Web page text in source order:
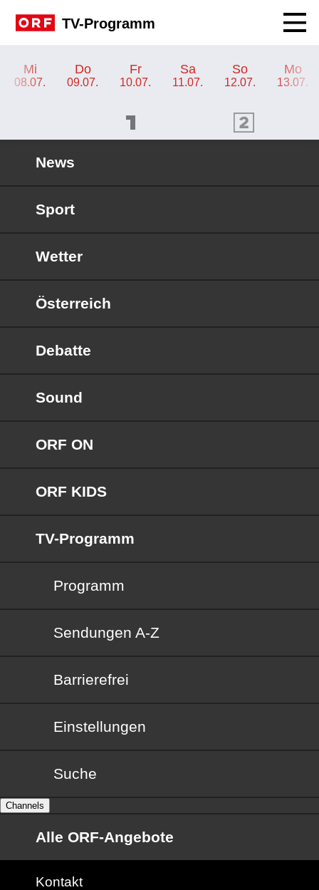
TV-Programm
Mi
08.07.
Do
09.07.
Fr
10.07.
Sa
11.07.
So
12.07.
Mo
13.07.
ORF 2 Programm
News
Sport
Wetter
Österreich
Debatte
Sound
ORF ON
ORF KIDS
TV-Programm
Programm
Sendungen von A bis Z
Sendungen A-Z
Barrierefrei
Barrierefrei
Einstellungen
Suche
Channels
Alle ORF-Angebote
Kontakt